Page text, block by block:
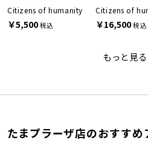
Citizens of humanity
￥5,500税込
Citizens of
￥16,500税込
もっと見る
たまプラーザ店のおすすめ